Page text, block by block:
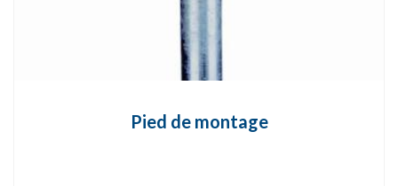
Pied de montage